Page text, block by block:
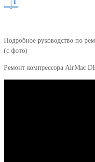
Подробное руководство по
(с фото)
Ремонт компрессора AirMac